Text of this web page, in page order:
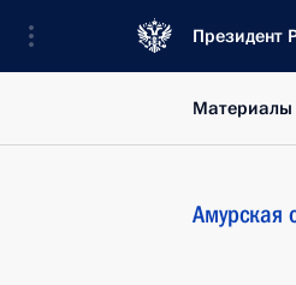
Президент
Материалы
Амурская